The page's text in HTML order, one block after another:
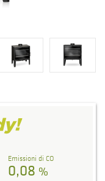
Emissioni di CO
0,08 %